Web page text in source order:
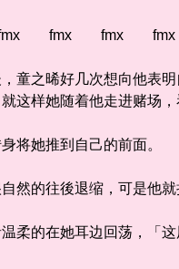
fmx fmx
之晞好几次想向他表明
这样她随着他走进赌场
她推到自己的前面。
的往後退缩，可是他就
的在她耳边回荡，「这